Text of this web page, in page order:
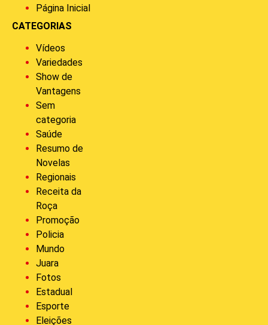
Página Inicial
CATEGORIAS
Vídeos
Variedades
Show de
Vantagens
Sem
categoria
Saúde
Resumo de
Novelas
Regionais
Receita da
Roça
Promoção
Policia
Mundo
Juara
Fotos
Estadual
Esporte
Eleições